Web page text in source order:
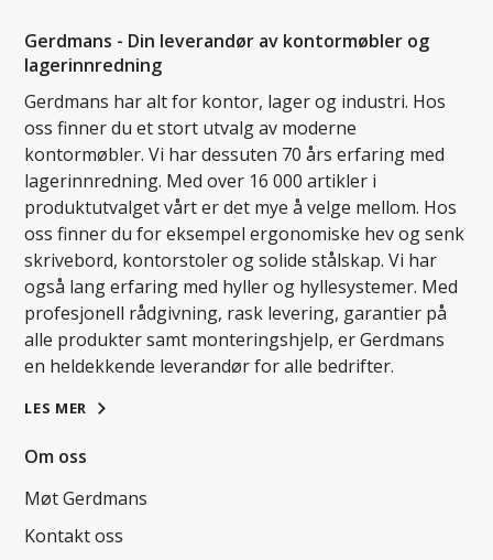
Gerdmans - Din leverandør av kontormøbler og
lagerinnredning
Gerdmans har alt for kontor, lager og industri. Hos
oss finner du et stort utvalg av moderne
kontormøbler. Vi har dessuten 70 års erfaring med
lagerinnredning. Med over 16 000 artikler i
produktutvalget vårt er det mye å velge mellom. Hos
oss finner du for eksempel ergonomiske hev og senk
skrivebord, kontorstoler og solide stålskap. Vi har
også lang erfaring med hyller og hyllesystemer. Med
profesjonell rådgivning, rask levering, garantier på
alle produkter samt monteringshjelp, er Gerdmans
en heldekkende leverandør for alle bedrifter.
LES MER
Om oss
Møt Gerdmans
Kontakt oss